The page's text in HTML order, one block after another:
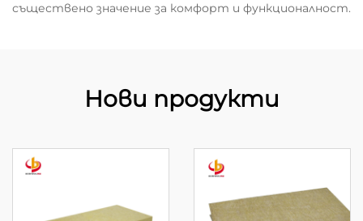
съществено значение за комфорт и функционалност.
Нови продукти